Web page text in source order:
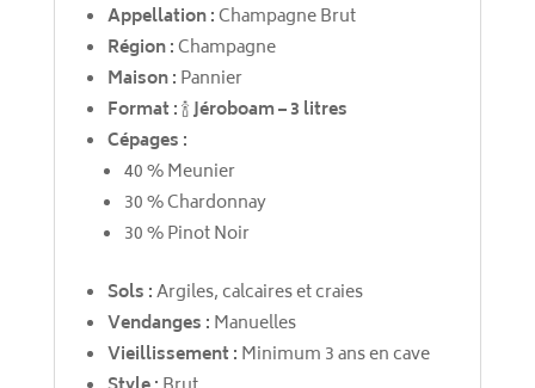
Appellation :Champagne Brut
Région :Champagne
Maison : Pannier
Format :🍾Jéroboam – 3 litres
Cépages :
40 % Meunier
30 % Chardonnay
30 % Pinot Noir
Sols :Argiles, calcaires et craies
Vendanges : Manuelles
Vieillissement : Minimum 3 ans en cave